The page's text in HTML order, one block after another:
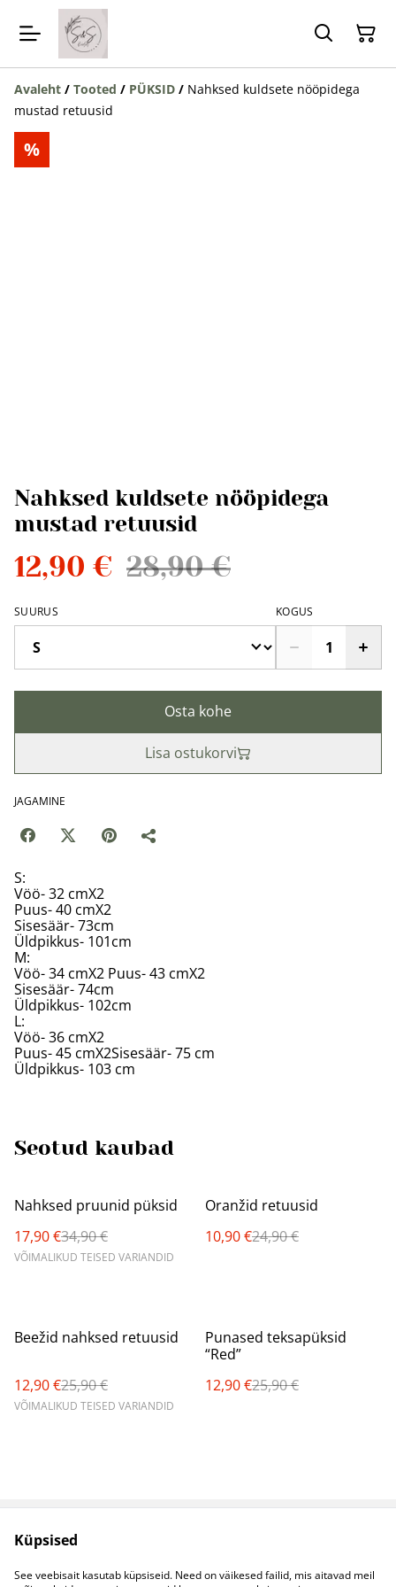
Avaleht / Tooted / PÜKSID / Nahksed kuldsete nööpidega
mustad retuusid
%
Nahksed kuldsete nööpidega
mustad retuusid
12,90 € 28,90 €
SUURUS KOGUS
Osta kohe
Lisa ostukorvi
JAGAMINE
S:
Vöö- 32 cmX2
Puus- 40 cmX2
Sisesäär- 73cm
Üldpikkus- 101cm
M:
Vöö- 34 cmX2 Puus- 43 cmX2
Sisesäär- 74cm
Üldpikkus- 102cm
L:
Vöö- 36 cmX2
Puus- 45 cmX2Sisesäär- 75 cm
Üldpikkus- 103 cm
Seotud kaubad
%
Nahksed pruunid püksid
17,90 €34,90 €
VÕIMALIKUD TEISED VARIANDID
%
Oranžid retuusid
10,90 €24,90 €
%
Beežid nahksed retuusid
12,90 €25,90 €
VÕIMALIKUD TEISED VARIANDID
%
Punased teksapüksid
“Red”
12,90 €25,90 €
Müügitingimused
Küpsised
Kontaktid
Küpsised
See veebisait kasutab küpsiseid. Need on väikesed failid, mis aitavad meil